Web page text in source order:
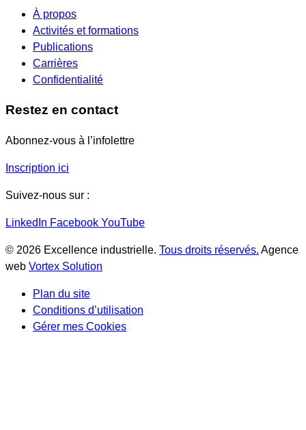
À propos
Activités et formations
Publications
Carrières
Confidentialité
Restez en contact
Abonnez-vous à l’infolettre
Inscription ici
Suivez-nous sur :
LinkedIn Facebook YouTube
© 2026 Excellence industrielle. Tous droits réservés. Agence
web Vortex Solution
Plan du site
Conditions d’utilisation
Gérer mes Cookies